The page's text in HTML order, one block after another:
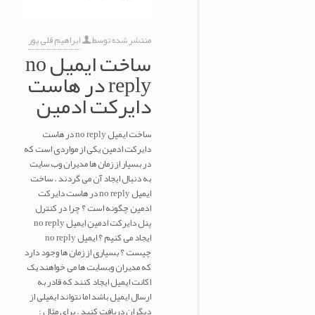
منتشر شده توسط ابراهیم قلی پور
ساخت ایمیل no
reply در هاست
دایرکت ادمین
ساخت ایمیل no reply در هاست
دایرکت ادمین یکی از مواردی است که
در بسیار از زمان ها مدیران وب سایت
به دنبال ایجاد آن می گردند . ساخت
ایمیل no reply در هاست دایرکت
ادمین چگونه است ؟ چرا در کنترل
پنل دایرکت ادمین ایمیل no reply
ایجاد می کنیم ؟ ایمیل no reply
چیست ؟ بسیاری از زمان ها وجود دارد
که مدیران وبسایت ها می خواهند یک
اکانت ایمیل ایجاد کنند که قادر به
ارسال ایمیل باشد اما نتواند ایمیلی از